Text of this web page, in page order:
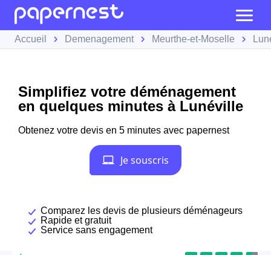
Accueil Demenagement Meurthe-et-Moselle